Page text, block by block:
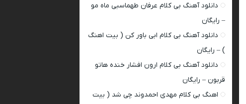
دانلود آهنگ بی کلام عرفان طهماسبی ماه مو
– رایگان
دانلود آهنگ بی کلام ابی باور کن ( بیت اهنگ
) – رایگان
دانلود آهنگ بی کلام ارون افشار خنده هاتو
قربون – رایگان
اهنگ بی کلام مهدی احمدوند چی شد ( بیت